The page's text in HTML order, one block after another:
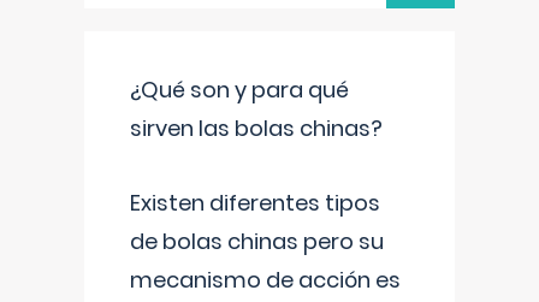
¿Qué son y para qué
sirven las bolas chinas?
Existen diferentes tipos
de bolas chinas pero su
mecanismo de acción es